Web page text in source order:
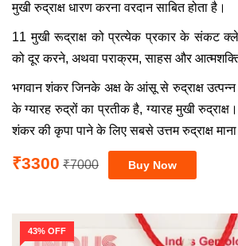
मुखी रुद्राक्ष धारण करना वरदान साबित होता है।
11 मुखी रूद्राक्ष को प्रत्येक प्रकार के संकट
को दूर करने, अथवा पराक्रम, साहस और
भगवान शंकर जिनके अक्ष के आंसू से रुद्राक्ष उत्पन्न
के ग्यारह रुद्रों का प्रतीक है, ग्यारह मुखी
शंकर की कृपा पाने के लिए सबसे उत्तम रुद्राक्ष माना
₹3300 ₹7000
43% OFF